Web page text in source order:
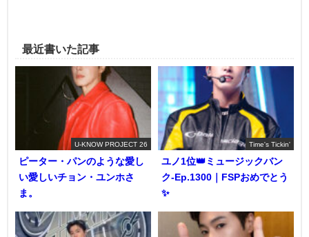
最近書いた記事
U-KNOW PROJECT 26
ピーター・パンのような愛し
い愛しいチョン・ユンホさ
ま。
Time's Tickin'
ユノ1位👑ミュージックバン
ク-Ep.1300｜FSPおめでとう
✨️